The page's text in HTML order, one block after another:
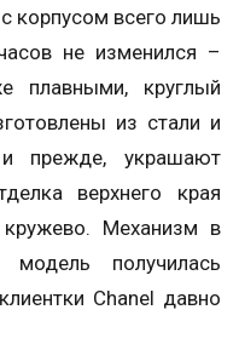
корпусом всего лишь
не изменился –
плавными, круглый
из стали и
прежде, украшают
верхнего края
кружево. Механизм в
получилась
Chanel давно